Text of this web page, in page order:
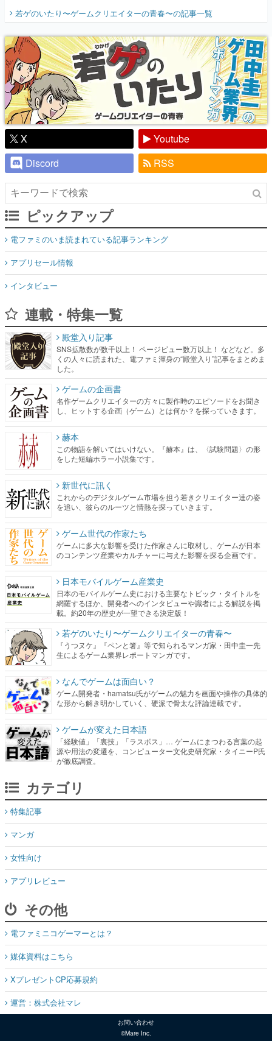
開く。業界の快男児・松山 洋に流れる血は
『少年ジャンプ』色だった【若ゲのいた
り】
若ゲのいたり〜ゲームクリエイターの青春〜の記事一覧
X
Youtube
Discord
RSS
ピックアップ
電ファミのいま読まれている記事ランキング
アプリセール情報
インタビュー
連載・特集一覧
殿堂入り記事
SNS拡散数が数千以上！ ページビュー数万以上！ などなど。多
くの人々に読まれた、電ファミ渾身の“殿堂入り”記事をまとめま
した。
ゲームの企画書
名作ゲームクリエイターの方々に製作時のエピソードをお聞き
し、ヒットする企画（ゲーム）とは何か？を探っていきます。
赫本
この物語を解いてはいけない。『赫本』は、〈試験問題〉の形
をした短編ホラー小説集です。
新世代に訊く
これからのデジタルゲーム市場を担う若きクリエイター達の姿
を追い、彼らのルーツと情熱を探っていきます。
ゲーム世代の作家たち
ゲームに多大な影響を受けた作家さんに取材し、ゲームが日本
のコンテンツ産業やカルチャーに与えた影響を探る企画です。
日本モバイルゲーム産業史
日本のモバイルゲーム史における主要なトピック・タイトルを
網羅するほか、開発者へのインタビューや識者による解説を掲
載。約20年の歴史が一望できる決定版！
若ゲのいたり〜ゲームクリエイターの青春〜
『うつヌケ』『ペンと箸』等で知られるマンガ家・田中圭一先
生によるゲーム業界レポートマンガです。
なんでゲームは面白い？
ゲーム開発者・hamatsu氏がゲームの魅力を画面や操作の具体的
な形から解き明かしていく、硬派で骨太な評論連載です。
ゲームが変えた日本語
「経験値」「裏技」「ラスボス」… ゲームにまつわる言葉の起
源や用法の変遷を、コンピューター文化史研究家・タイニーP氏
が徹底調査。
カテゴリ
特集記事
マンガ
女性向け
アプリレビュー
その他
電ファミニコゲーマーとは？
媒体資料はこちら
XプレゼントCP応募規約
運営：株式会社マレ
お問い合わせ
©Mare Inc.